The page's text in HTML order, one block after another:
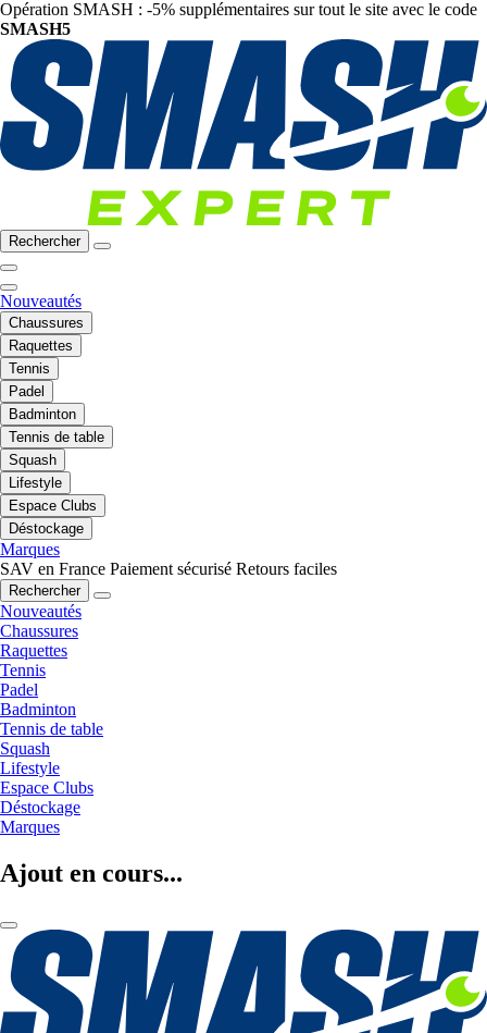
Opération SMASH : -5% supplémentaires sur tout le site avec le code
SMASH5
Rechercher
Nouveautés
Chaussures
Raquettes
Tennis
Padel
Badminton
Tennis de table
Squash
Lifestyle
Espace Clubs
Déstockage
Marques
SAV en France Paiement sécurisé Retours faciles
Rechercher
Nouveautés
Chaussures
Raquettes
Tennis
Padel
Badminton
Tennis de table
Squash
Lifestyle
Espace Clubs
Déstockage
Marques
Ajout en cours...